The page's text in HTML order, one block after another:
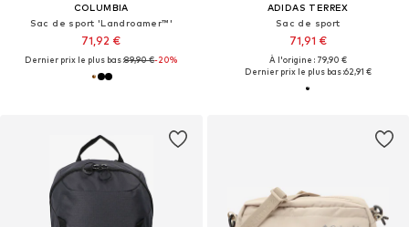
COLUMBIA
Sac de sport 'Landroamer™'
71,92 €
Dernier prix le plus bas :89,90 €-20%
ADIDAS TERREX
Sac de sport
71,91 €
À l'origine : 79,90 €
Dernier prix le plus bas :62,91 €